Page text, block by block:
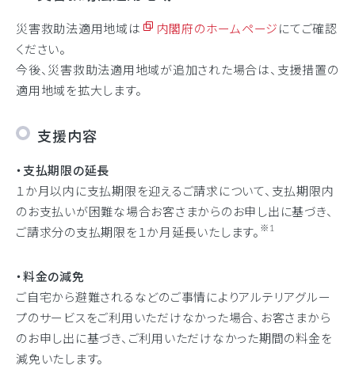
災害救助法適用地域は 内閣府のホームページ にてご確認
ください。
今後、災害救助法適用地域が追加された場合は、支援措置の
適用地域を拡大します。
支援内容
・支払期限の延長
１か月以内に支払期限を迎えるご請求について、支払期限内
のお支払いが困難な場合お客さまからのお申し出に基づき、
ご請求分の支払期限を１か月延長いたします。 ※1
・料金の減免
ご自宅から避難されるなどのご事情によりアルテリアグルー
プのサービスをご利用いただけなかった場合、お客さまから
のお申し出に基づき、ご利用いただけなかった期間の料金を
減免いたします。